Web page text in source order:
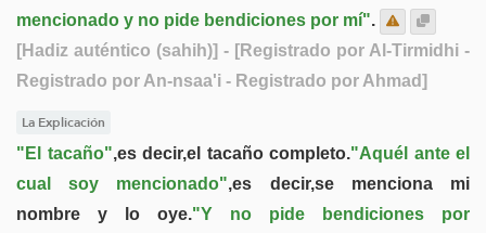
mencionado y no pide bendiciones por mí".
[Hadiz auténtico (sahih)] - [Registrado por Al-Tirmidhi -
Registrado por An-nsaa'i - Registrado por Ahmad]
La Explicación
"El tacaño",es decir,el tacaño completo."Aquél ante el
cual soy mencionado",es decir,se menciona mi
nombre y lo oye."Y no pide bendiciones por